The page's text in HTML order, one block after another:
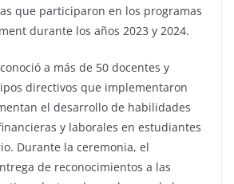
que participaron en los programas
durante los años 2023 y 2024.
a más de 50 docentes y
directivos que implementaron
el desarrollo de habilidades
y laborales en estudiantes
Durante la ceremonia, el
de reconocimientos a las